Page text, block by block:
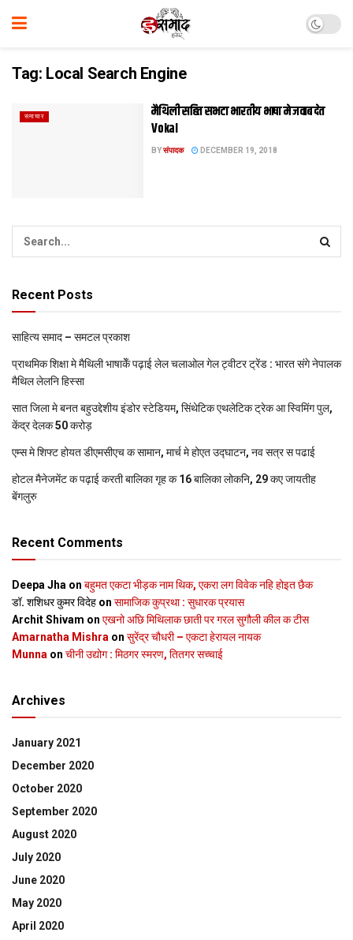
Tag: Local Search Engine
समाचार
मैथिली सहित सभटा भारतीय भाषा मे जवाब देत
Vokal
BYसंपादक DECEMBER 19, 2018
Recent Posts
साहित्य समाद – समटल प्रकाश
प्राथमिक शि‍क्षा मे मैथि‍ली भाषाकेँ पढ़ाई लेल चलाओल गेल ट्वीटर ट्रेंड : भारत संगे नेपालक
मैथिल लेलनि हिस्सा
सात जिला मे बनत बहुउद्देशीय इंडोर स्‍टेडि‍यम, सिंथेटिक एथलेटिक ट्रेक आ स्विमिंग पुल,
केंद्र देलक 50 करोड़
एम्स मे शिफ्ट होयत डीएमसीएच क सामान, मार्च मे होएत उद्घाटन, नव सत्र स पढाई
होटल मैनेजमेंट क पढ़ाई करती बालिका गृह क 16 बालिका लोकनि, 29 कए जायतीह
बेंगलुरु
Recent Comments
Deepa Jha on बहुमत एकटा भीड़क नाम थिक, एकरा लग विवेक नहि होइत छैक
डॉ. शशिधर कुमर विदेह on सामाजिक कुप्रथा : सुधारक प्रयास
Archit Shivam on एखनो अछि मिथिलाक छाती पर गरल सुगौली कील क टीस
Amarnatha Mishra on सुरेंद्र चौधरी – एकटा हेरायल नायक
Munna on चीनी उद्योग : मिठगर स्‍मरण, तितगर सच्‍चाई
Archives
January 2021
December 2020
October 2020
September 2020
August 2020
July 2020
June 2020
May 2020
April 2020